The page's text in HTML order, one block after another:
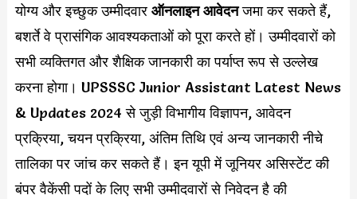
योग्य और इच्छुक उम्मीदवार ऑनलाइन आवेदनजमा कर सकते हैं,
बशर्ते वे प्रासंगिक आवश्यकताओं को पूरा करते हों। उम्मीदवारों को
सभी व्यक्तिगत और शैक्षिक जानकारी का पर्याप्त रूप से उल्लेख
करना होगा। UPSSSC Junior Assistant Latest News
& Updates 2024 से जुड़ी विभागीय विज्ञापन, आवेदन
प्रक्रिया, चयन प्रक्रिया, अंतिम तिथि एवं अन्य जानकारी नीचे
तालिका पर जांच कर सकते हैं। इन यूपी में जूनियर असिस्टेंट की
बंपर वैकेंसी पदों के लिए सभी उम्मीदवारों से निवेदन है की